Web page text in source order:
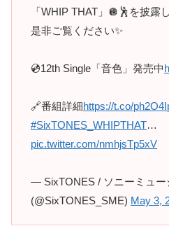
「WHIP THAT」🪩🕺を披露
是非ご覧ください✨
💿12th Single「音色」発売中
🔗番組詳細https://t.co/
#SixTONES_WHIPTHAT…
pic.twitter.com/nmhjsTp5xV
— SixTONES / ソニーミュー
(@SixTONES_SME) May 3,